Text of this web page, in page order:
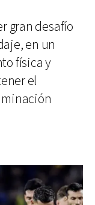
gran desafío
en un
física y
el